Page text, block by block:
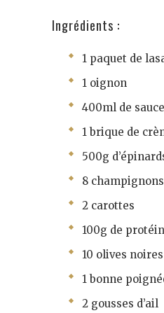
Ingrédients :
1 paquet de
1 oignon
400ml de
1 brique de
500g
8
2 carottes
100g de
10 olives noires
1 bonne
2 gousses d’ail